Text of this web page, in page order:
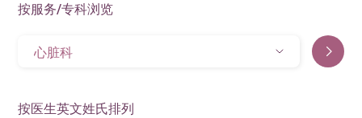
按服务/专科浏览
心脏科
按医生英文姓氏排列